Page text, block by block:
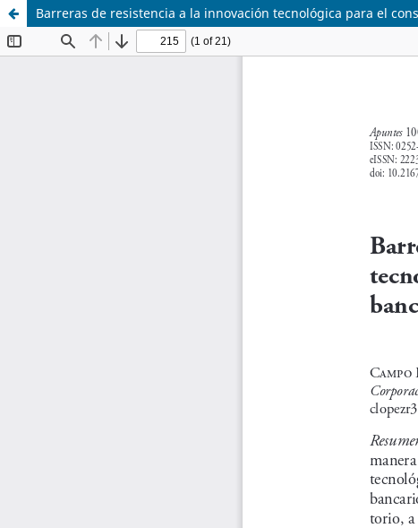
Barreras de resistencia a la innovación tecnológica para el